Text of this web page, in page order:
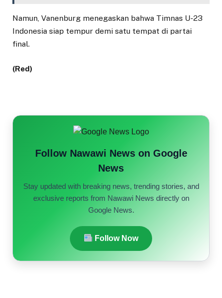
Namun, Vanenburg menegaskan bahwa Timnas U-23
Indonesia siap tempur demi satu tempat di partai
final.
(Red)
Follow Nawawi News on Google
News
Stay updated with breaking news, trending stories, and
exclusive reports from Nawawi News directly on
Google News.
Follow Now